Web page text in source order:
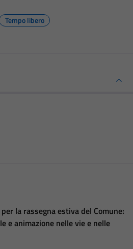
Tempo libero
la rassegna estiva del Comune:
e animazione nelle vie e nelle